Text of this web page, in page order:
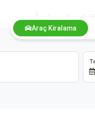
İstanbul
Araç Kiralama